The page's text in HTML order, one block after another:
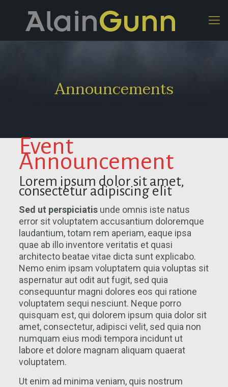
Announcements
Event
Announcement
Lorem ipsum dolor sit amet,
consectetur adipiscing elit
Sed ut perspiciatisunde omnis iste natus
error sit voluptatem accusantium doloremque
laudantium, totam rem aperiam, eaque ipsa
quae ab illo inventore veritatis et quasi
architecto beatae vitae dicta sunt explicabo.
Nemo enim ipsam voluptatem quia voluptas sit
aspernatur aut odit aut fugit, sed quia
consequuntur magni dolores eos qui ratione
voluptatem sequi nesciunt. Neque porro
quisquam est, qui dolorem ipsum quia dolor sit
amet, consectetur, adipisci velit, sed quia non
numquam eius modi tempora incidunt ut
labore et dolore magnam aliquam quaerat
voluptatem.
Ut enim ad minima veniam, quis nostrum